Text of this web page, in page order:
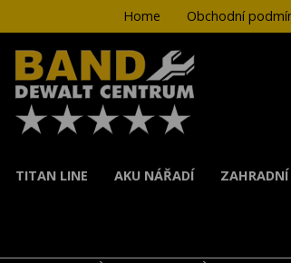
Home Obchodní
TITAN LINE AKU NÁŘADÍ